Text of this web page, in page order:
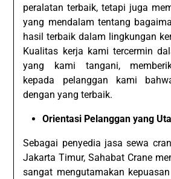
peralatan terbaik, tetapi juga
yang mendalam tentang
hasil terbaik dalam lingkungan
Kualitas kerja kami tercermin
yang kami tangani,
kepada pelanggan kami
dengan yang terbaik.
Orientasi Pelanggan yang
Sebagai penyedia jasa sewa
Jakarta Timur, Sahabat Crane
sangat mengutamakan